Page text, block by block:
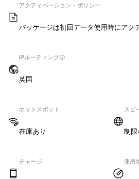
アクティベーション・ポリシー
パッケージは初回データ使用時にアク
IPルーティング
英国
ホットスポット
在庫あり
スピ
制限
チャージ 使用